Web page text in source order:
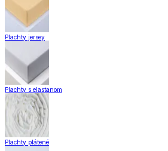
Plachty jersey
Plachty s elastanom
Plachty plátené